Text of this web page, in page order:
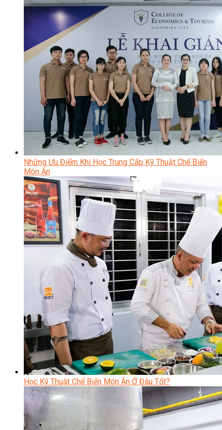
Những Ưu Điểm Khi Học Trung Cấp Kỹ Thuật Chế Biến
Món Ăn
Học Kỹ Thuật Chế Biến Món Ăn Ở Đâu Tốt?